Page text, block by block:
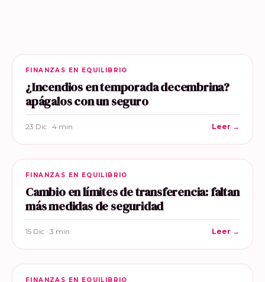
FINANZAS EN EQUILIBRIO
¿Incendios en temporada decembrina?
apágalos con un seguro
23 Dic · 4 min Leer →
FINANZAS EN EQUILIBRIO
Cambio en límites de transferencia: faltan
más medidas de seguridad
15 Dic · 3 min Leer →
FINANZAS EN EQUILIBRIO